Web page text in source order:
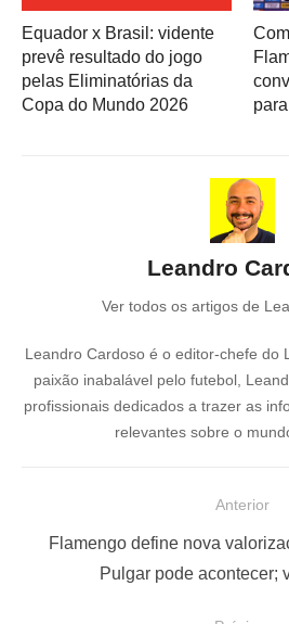
Equador x Brasil: vidente
prevê resultado do jogo
pelas Eliminatórias da
Copa do Mundo 2026
Leandro
Ver todos os artigos de
Leandro Cardoso é o editor-chefe do
paixão inabalável pelo futebol,
profissionais dedicados a trazer as
relevantes sobre o
Anterior
Flamengo define nova
Pulgar pode acontecer;